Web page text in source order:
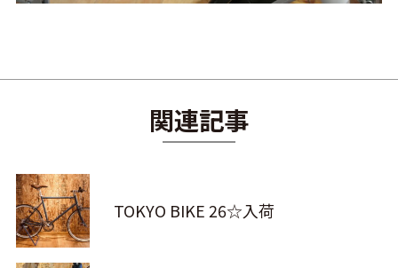
関連記事
TOKYO BIKE 26☆入荷